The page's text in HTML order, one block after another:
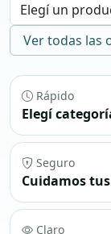
Ver todas las
Rápido
Elegí
Seguro
Cuidamos
Claro